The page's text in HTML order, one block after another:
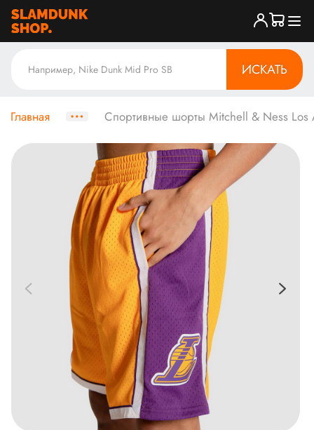
ИСКАТЬ
Главная Спортивные шорты Mitchell & Ness Los